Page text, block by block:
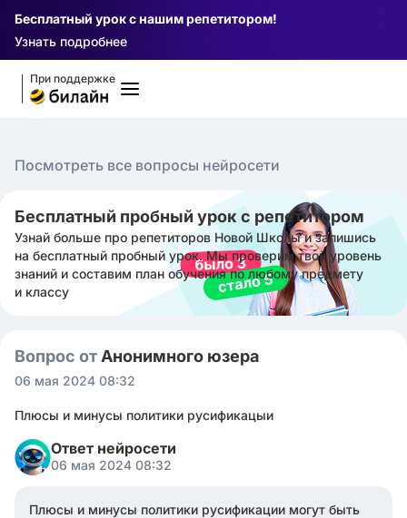
Бесплатный урок с нашим репетитором!
Узнать подробнее
При поддержке
Посмотреть все вопросы нейросети
Бесплатный пробный урок с репетитором
Узнай больше про репетиторов Новой Школы и запишись
на бесплатный пробный урок. Мы проверим твой уровень
знаний и составим план обучения по любому предмету
и классу
Вопрос от Анонимного юзера
06 мая 2024 08:32
Плюсы и минусы политики русификацыи
Ответ нейросети
06 мая 2024 08:32
Плюсы и минусы политики русификации могут быть